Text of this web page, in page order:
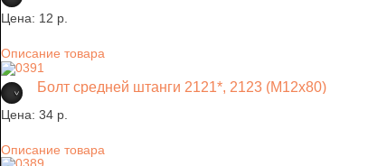
Цена: 12 p.
Описание товара
Болт средней штанги 2121*, 2123 (М12х80)
Цена: 34 p.
Описание товара